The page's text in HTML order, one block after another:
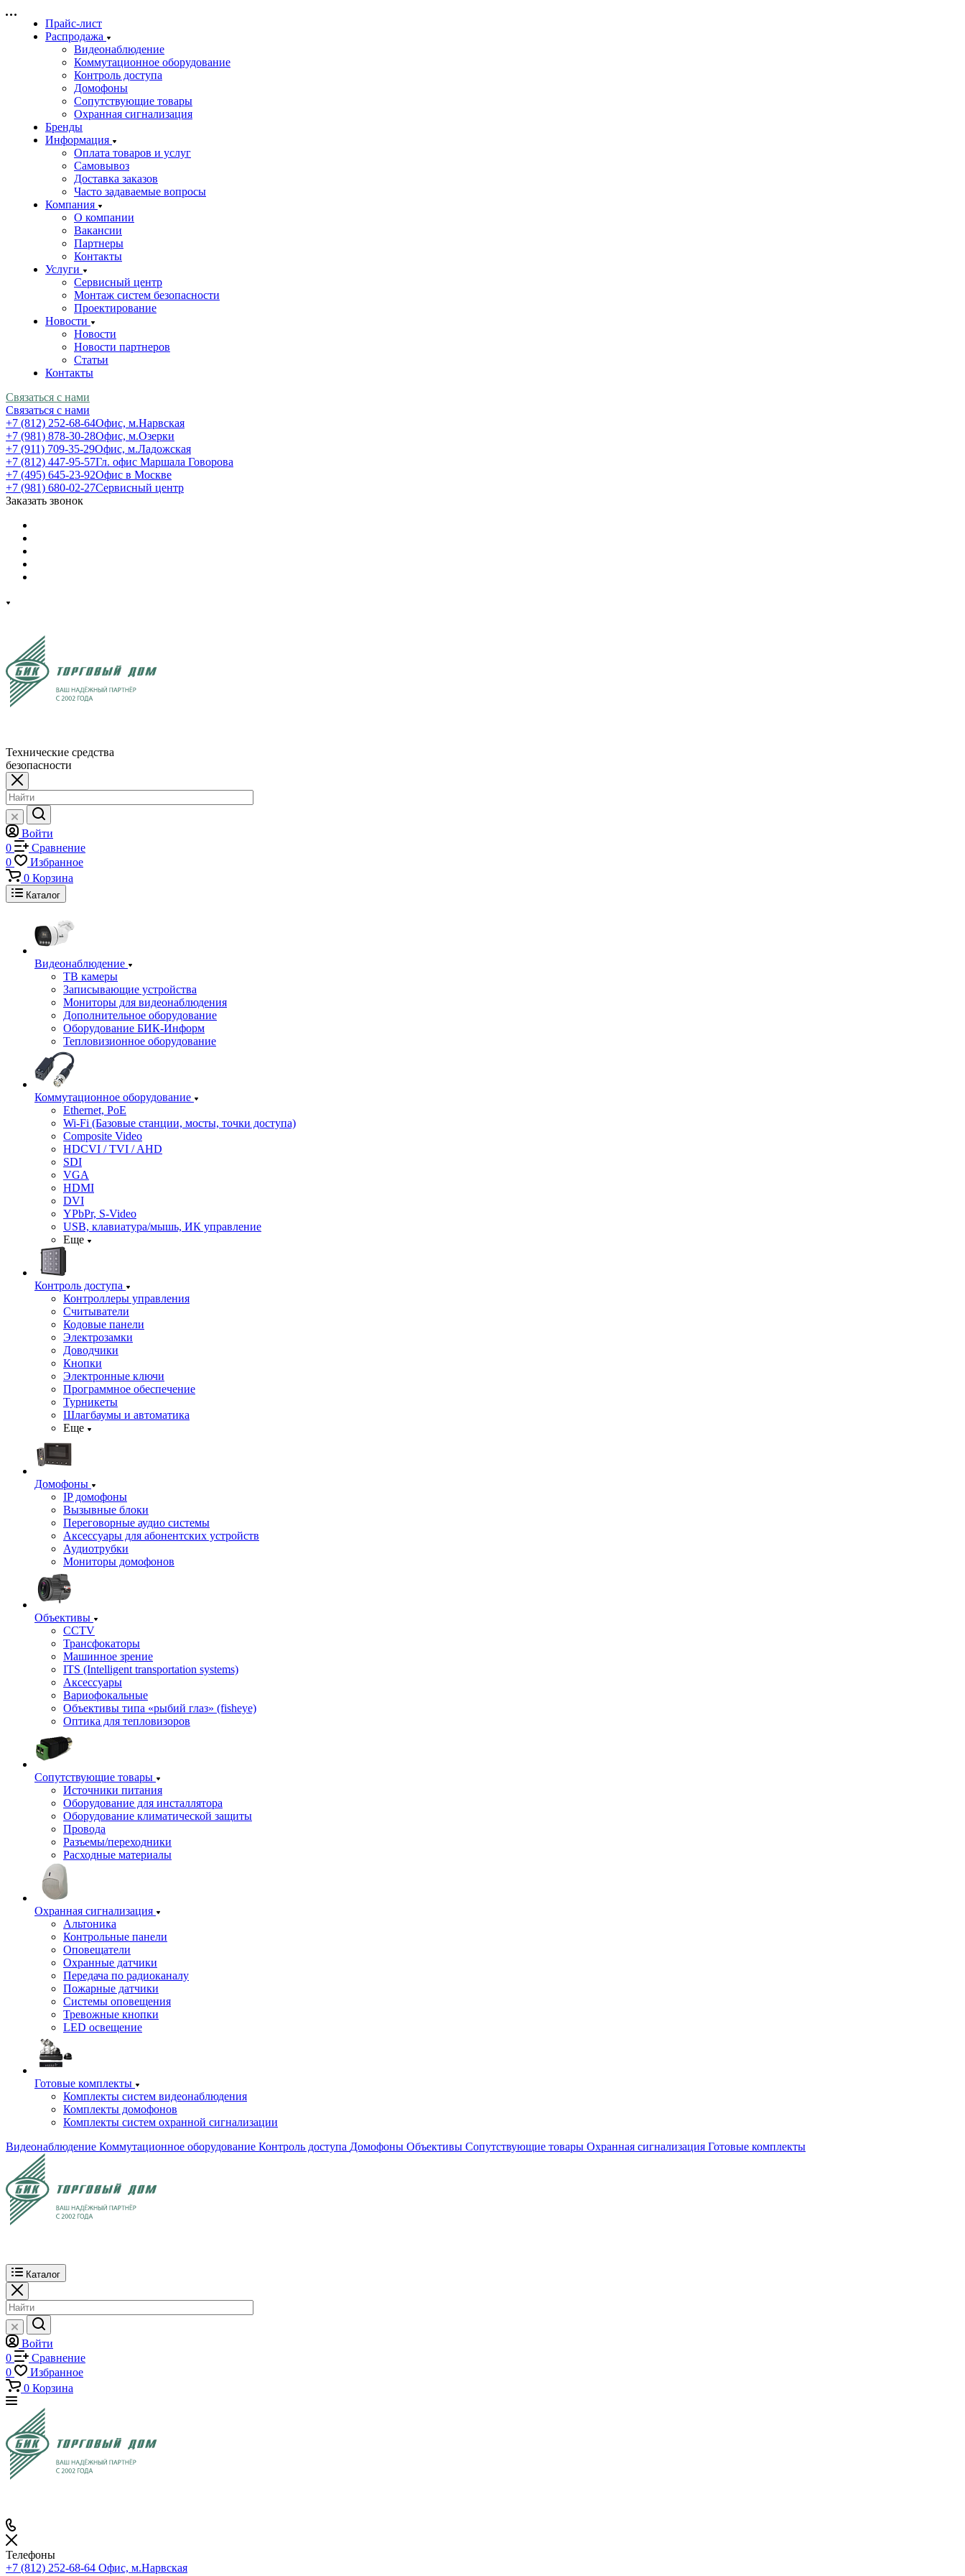
Прайс-лист
Распродажа
Видеонаблюдение
Коммутационное оборудование
Контроль доступа
Домофоны
Сопутствующие товары
Охранная сигнализация
Бренды
Информация
Оплата товаров и услуг
Самовывоз
Доставка заказов
Часто задаваемые вопросы
Компания
О компании
Вакансии
Партнеры
Контакты
Услуги
Сервисный центр
Монтаж систем безопасности
Проектирование
Новости
Новости
Новости партнеров
Статьи
Контакты
Связаться с нами
Связаться с нами
+7 (812) 252-68-64Офис, м.Нарвская
+7 (981) 878-30-28Офис, м.Озерки
+7 (911) 709-35-29Офис, м.Ладожская
+7 (812) 447-95-57Гл. офис Маршала Говорова
+7 (495) 645-23-92Офис в Москве
+7 (981) 680-02-27Сервисный центр
Заказать звонок
Технические средства
безопасности
Войти
0
Сравнение
0
Избранное
0 Корзина
Каталог
Видеонаблюдение
ТВ камеры
Записывающие устройства
Мониторы для видеонаблюдения
Дополнительное оборудование
Оборудование БИК-Информ
Тепловизионное оборудование
Коммутационное оборудование
Ethernet, PoE
Wi-Fi (Базовые станции, мосты, точки доступа)
Composite Video
HDCVI / TVI / AHD
SDI
VGA
HDMI
DVI
YPbPr, S-Video
USB, клавиатура/мышь, ИК управление
Еще
Контроль доступа
Контроллеры управления
Считыватели
Кодовые панели
Электрозамки
Доводчики
Кнопки
Электронные ключи
Программное обеспечение
Турникеты
Шлагбаумы и автоматика
Еще
Домофоны
IP домофоны
Вызывные блоки
Переговорные аудио системы
Аксессуары для абонентских устройств
Аудиотрубки
Мониторы домофонов
Объективы
CCTV
Трансфокаторы
Машинное зрение
ITS (Intelligent transportation systems)
Аксессуары
Вариофокальные
Объективы типа «рыбий глаз» (fisheye)
Оптика для тепловизоров
Сопутствующие товары
Источники питания
Оборудование для инсталлятора
Оборудование климатической защиты
Провода
Разъемы/переходники
Расходные материалы
Охранная сигнализация
Альтоника
Контрольные панели
Оповещатели
Охранные датчики
Передача по радиоканалу
Пожарные датчики
Системы оповещения
Тревожные кнопки
LED освещение
Готовые комплекты
Комплекты систем видеонаблюдения
Комплекты домофонов
Комплекты систем охранной сигнализации
Видеонаблюдение Коммутационное оборудование Контроль доступа Домофоны Объективы Сопутствующие товары Охранная сигнализация Готовые комплекты
Каталог
Войти
0
Сравнение
0
Избранное
0 Корзина
Телефоны
+7 (812) 252-68-64 Офис, м.Нарвская